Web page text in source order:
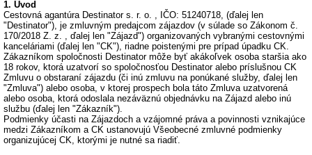
1. Úvod
Cestovná agantúra Destinator s. r. o. , IČO: 51240718, (ďalej len
"Destinator"), je zmluvným predajcom zájazdov (v súlade so Zákonom č.
170/2018 Z. z. , ďalej len "Zájazd") organizovaných vybranými cestovnými
kanceláriami (ďalej len "CK"), riadne poistenými pre prípad úpadku CK.
Zákazníkom spoločnosti Destinator môže byť akákoľvek osoba staršia ako
18 rokov, ktorá uzatvorí so spoločnosťou Destinator alebo príslušnou CK
Zmluvu o obstaraní zájazdu (či inú zmluvu na ponúkané služby, ďalej len
"Zmluva") alebo osoba, v ktorej prospech bola táto Zmluva uzatvorená
alebo osoba, ktorá odoslala nezáväznú objednávku na Zájazd alebo inú
službu (ďalej len "Zákazník").
Podmienky účasti na Zájazdoch a vzájomné práva a povinnosti vznikajúce
medzi Zákazníkom a CK ustanovujú Všeobecné zmluvné podmienky
organizujúcej CK, ktorými je nutné sa riadiť.